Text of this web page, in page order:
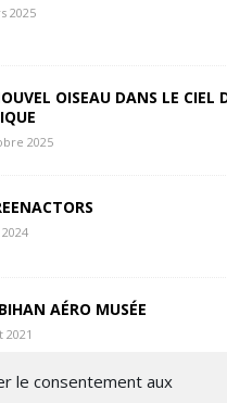
le consentement aux
2025
OISEAU DANS LE CIEL
2025
AÉRO MUSÉE
2021